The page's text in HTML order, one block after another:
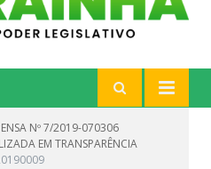
Nº 7/2019-070306
EM TRANSPARÊNCIA